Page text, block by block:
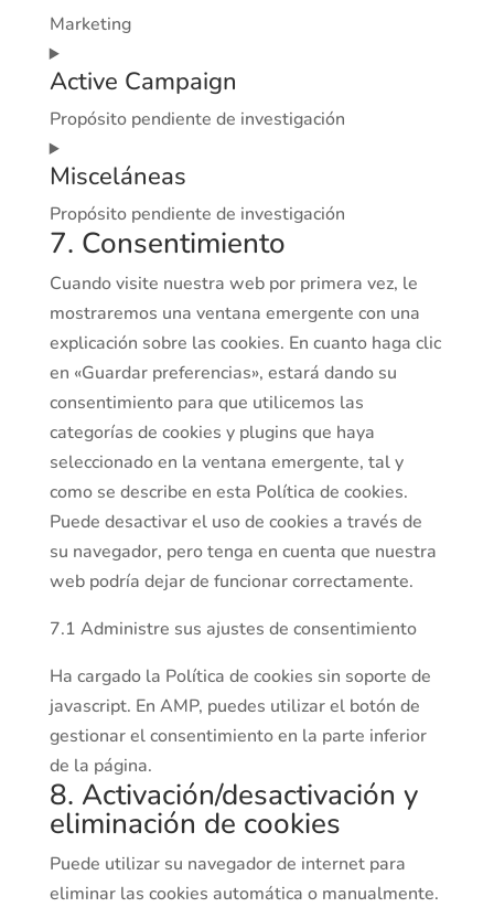
service
twitter
Marketing
Consent
to
service
youtube
Active Campaign
Propósito pendiente de investigación
Consent
to
service
active-
Misceláneas
Propósito pendiente de investigación
Consent
to
service
misceláneas
7. Consentimiento
Cuando visite nuestra web por primera vez, le
mostraremos una ventana emergente con una
explicación sobre las cookies. En cuanto haga clic
en «Guardar preferencias», estará dando su
consentimiento para que utilicemos las
categorías de cookies y plugins que haya
seleccionado en la ventana emergente, tal y
como se describe en esta Política de cookies.
Puede desactivar el uso de cookies a través de
su navegador, pero tenga en cuenta que nuestra
web podría dejar de funcionar correctamente.
7.1 Administre sus ajustes de consentimiento
Ha cargado la Política de cookies sin soporte de
javascript. En AMP, puedes utilizar el botón de
gestionar el consentimiento en la parte inferior
de la página.
8. Activación/desactivación y
eliminación de cookies
Puede utilizar su navegador de internet para
eliminar las cookies automática o manualmente.